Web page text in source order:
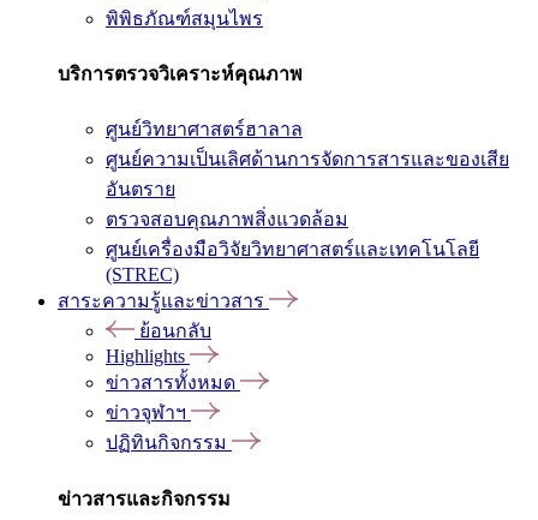
พิพิธภัณฑ์สมุนไพร
บริการตรวจวิเคราะห์คุณภาพ
ศูนย์วิทยาศาสตร์ฮาลาล
ศูนย์ความเป็นเลิศด้านการจัดการสารและของเสีย
อันตราย
ตรวจสอบคุณภาพสิ่งแวดล้อม
ศูนย์เครื่องมือวิจัยวิทยาศาสตร์และเทคโนโลยี
(STREC)
สาระความรู้และข่าวสาร
ย้อนกลับ
Highlights
ข่าวสารทั้งหมด
ข่าวจุฬาฯ
ปฏิทินกิจกรรม
ข่าวสารและกิจกรรม